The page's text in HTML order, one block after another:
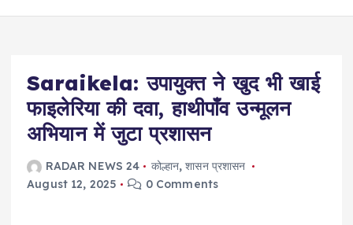
Saraikela: उपायुक्त ने खुद भी खाई
फाइलेरिया की दवा, हाथीपाँव उन्मूलन
अभियान में जुटा प्रशासन
RADAR NEWS 24 कोल्हान,शासन प्रशासन
August 12, 2025
0 Comments